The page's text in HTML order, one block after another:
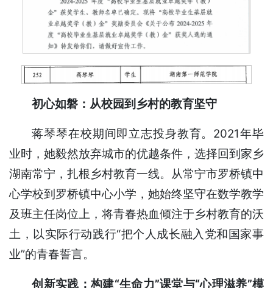
初心如磐：从校园到乡村的教育坚守
蒋琴琴在校期间即立志投身教育。2021年毕
业时，她毅然放弃城市的优越条件，选择回到家乡
湖南常宁，扎根乡村教育一线。从常宁市罗桥镇中
心学校到罗桥镇中心小学，她始终坚守在数学教学
及班主任岗位上，将青春热血倾注于乡村教育的沃
土，以实际行动践行“把个人成长融入党和国家事
业”的青春誓言。
创新实践：构建“生命力”课堂与“心理滋养”模